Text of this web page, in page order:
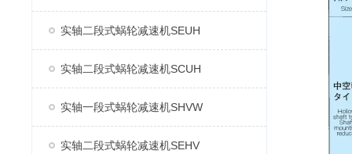
实轴二段式蜗轮减速机SEUH
实轴二段式蜗轮减速机SCUH
实轴一段式蜗轮减速机SHVW
实轴二段式蜗轮减速机SEHV